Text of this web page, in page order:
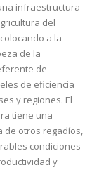
infraestructura
del
a la
de la
de
de eficiencia
y regiones. El
tiene una
de otros regadíos,
condiciones
y